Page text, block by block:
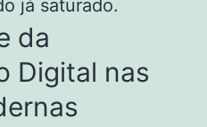
já saturado.
da
Digital nas